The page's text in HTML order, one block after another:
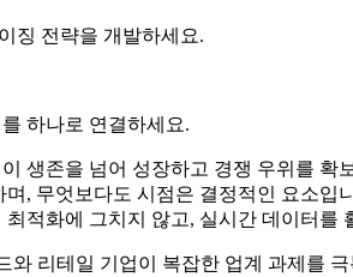
징 전략을 개발하세요.
하나로 연결하세요.
생존을 넘어 성장하고 경쟁 우위를
, 무엇보다도 시점은 결정적인 요소
적화에 그치지 않고, 실시간 데이터를
와 리테일 기업이 복잡한 업계 과제를